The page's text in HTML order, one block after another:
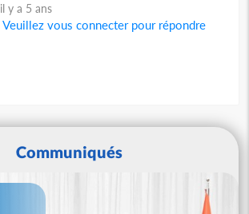
il y a 5 ans
Veuillez vous connecter pour répondre
Communiqués